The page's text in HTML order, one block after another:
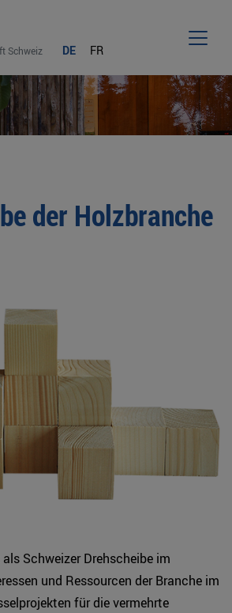
Schweiz DE FR
der Holzbranche
Schweizer Drehscheibe im
und Ressourcen der Branche im
für die vermehrte